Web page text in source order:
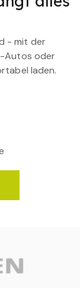
- mit der
Autos oder
laden.